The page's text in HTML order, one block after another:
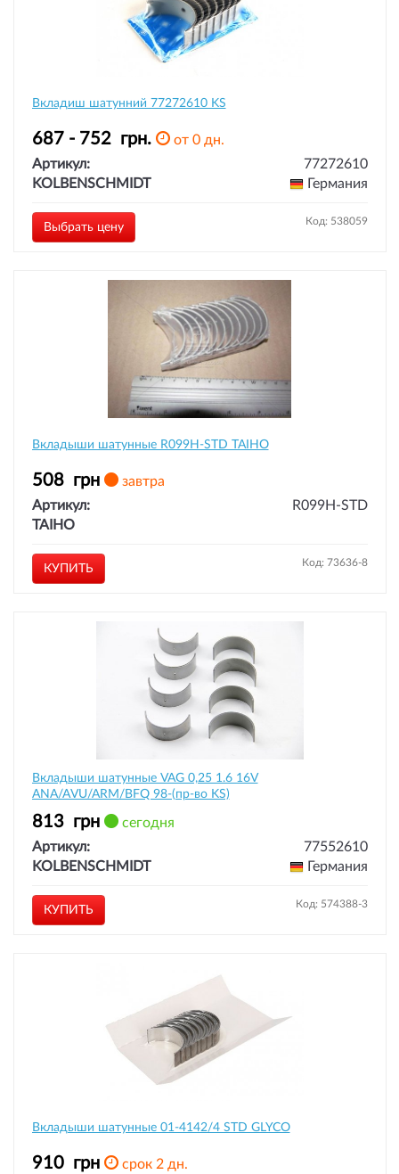
Вкладиш шатунний 77272610 KS
687 - 752 грн.
от 0 дн.
Артикул:
77272610
KOLBENSCHMIDT
Германия
Выбрать цену Код: 538059
Вкладыши шатунные R099H-STD TAIHO
508 грн
завтра
Артикул:
R099H-STD
TAIHO
КУПИТЬ Код: 73636-8
Вкладыши шатунные VAG 0,25 1.6 16V
ANA/AVU/ARM/BFQ 98-(пр-во KS)
813 грн
сегодня
Артикул:
77552610
KOLBENSCHMIDT
Германия
КУПИТЬ Код: 574388-3
Вкладыши шатунные 01-4142/4 STD GLYCO
910 грн
срок 2 дн.